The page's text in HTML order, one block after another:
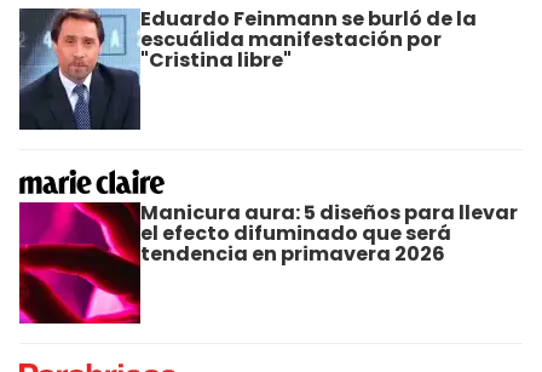
Eduardo Feinmann se burló de la
escuálida manifestación por
"Cristina libre"
Manicura aura: 5 diseños para llevar
el efecto difuminado que será
tendencia en primavera 2026